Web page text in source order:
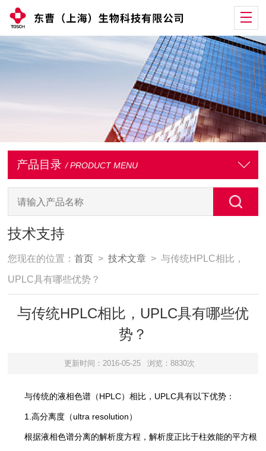
产品目录 / PRODUCT MENU
技术支持
您现在的位置：首页 >技术文章 > 与传统HPLC相比，
UPLC具有哪些优势？
与传统HPLC相比，UPLC具有哪些优
势？
更新时间：2016-05-25 浏览：8830次
与传统的液相色谱（HPLC）相比，UPLC具有以下优势：
1.高分离度（ultra resolution）
根据液相色谱分离的解析度方程，解析度正比于柱效能的平方根